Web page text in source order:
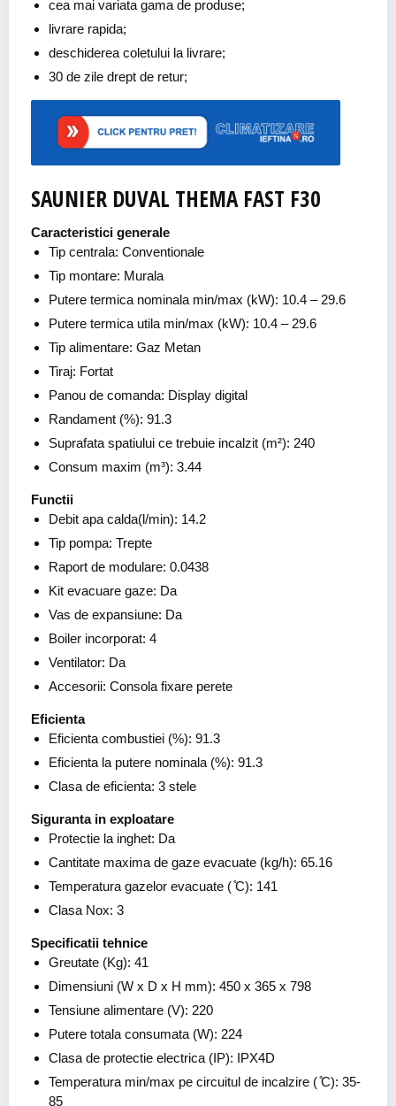
cea mai variata gama de produse;
livrare rapida;
deschiderea coletului la livrare;
30 de zile drept de retur;
SAUNIER DUVAL THEMA FAST F30
Caracteristici generale
Tip centrala: Conventionale
Tip montare: Murala
Putere termica nominala min/max (kW): 10.4 – 29.6
Putere termica utila min/max (kW): 10.4 – 29.6
Tip alimentare: Gaz Metan
Tiraj: Fortat
Panou de comanda: Display digital
Randament (%): 91.3
Suprafata spatiului ce trebuie incalzit (m²): 240
Consum maxim (m³): 3.44
Functii
Debit apa calda(l/min): 14.2
Tip pompa: Trepte
Raport de modulare: 0.0438
Kit evacuare gaze: Da
Vas de expansiune: Da
Boiler incorporat: 4
Ventilator: Da
Accesorii: Consola fixare perete
Eficienta
Eficienta combustiei (%): 91.3
Eficienta la putere nominala (%): 91.3
Clasa de eficienta: 3 stele
Siguranta in exploatare
Protectie la inghet: Da
Cantitate maxima de gaze evacuate (kg/h): 65.16
Temperatura gazelor evacuate ( ̊C): 141
Clasa Nox: 3
Specificatii tehnice
Greutate (Kg): 41
Dimensiuni (W x D x H mm): 450 x 365 x 798
Tensiune alimentare (V): 220
Putere totala consumata (W): 224
Clasa de protectie electrica (IP): IPX4D
Temperatura min/max pe circuitul de incalzire ( ̊C): 35-
85